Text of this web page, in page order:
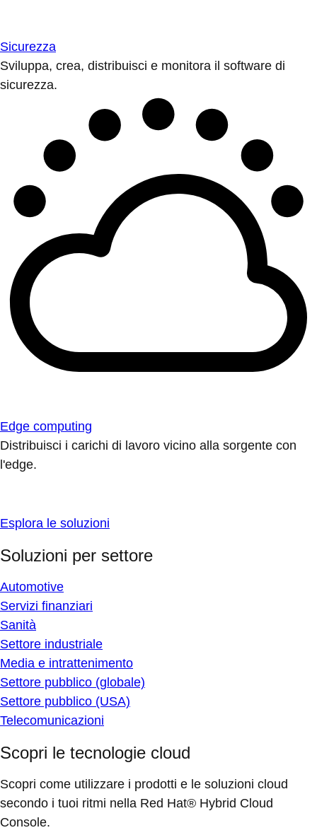
Sicurezza
Sviluppa, crea, distribuisci e monitora il software di
sicurezza.
Edge computing
Distribuisci i carichi di lavoro vicino alla sorgente con
l'edge.
Esplora le soluzioni
Soluzioni per settore
Automotive
Servizi finanziari
Sanità
Settore industriale
Media e intrattenimento
Settore pubblico (globale)
Settore pubblico (USA)
Telecomunicazioni
Scopri le tecnologie cloud
Scopri come utilizzare i prodotti e le soluzioni cloud
secondo i tuoi ritmi nella Red Hat® Hybrid Cloud
Console.